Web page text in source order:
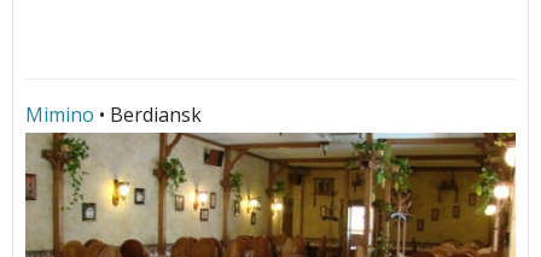
Mimino • Berdiansk